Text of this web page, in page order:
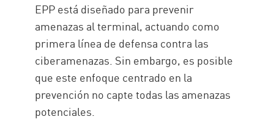
EPP está diseñado para prevenir
amenazas al terminal, actuando como
primera línea de defensa contra las
ciberamenazas. Sin embargo, es posible
que este enfoque centrado en la
prevención no capte todas las amenazas
potenciales.